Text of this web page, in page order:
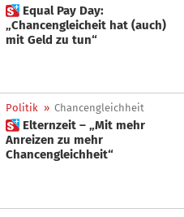
 Equal Pay Day:
„Chancengleicheit hat (auch)
mit Geld zu tun“
Politik » Chancengleichheit
 Elternzeit – „Mit mehr
Anreizen zu mehr
Chancengleichheit“